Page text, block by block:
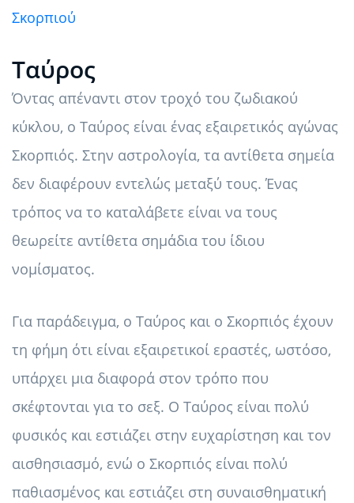
Σκορπιού
Ταύρος
Όντας απέναντι στον τροχό του ζωδιακού
κύκλου, ο Ταύρος είναι ένας εξαιρετικός αγώνας
Σκορπιός. Στην αστρολογία, τα αντίθετα σημεία
δεν διαφέρουν εντελώς μεταξύ τους. Ένας
τρόπος να το καταλάβετε είναι να τους
θεωρείτε αντίθετα σημάδια του ίδιου
νομίσματος.
Για παράδειγμα, ο Ταύρος και ο Σκορπιός έχουν
τη φήμη ότι είναι εξαιρετικοί εραστές, ωστόσο,
υπάρχει μια διαφορά στον τρόπο που
σκέφτονται για το σεξ. Ο Ταύρος είναι πολύ
φυσικός και εστιάζει στην ευχαρίστηση και τον
αισθησιασμό, ενώ ο Σκορπιός είναι πολύ
παθιασμένος και εστιάζει στη συναισθηματική